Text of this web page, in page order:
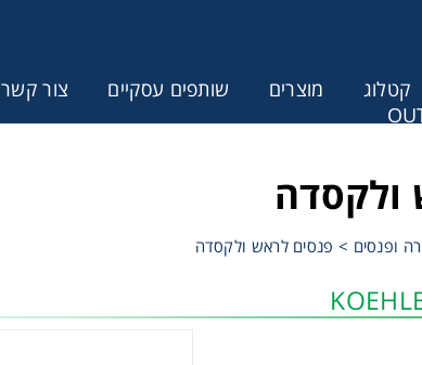
קטלוג מוצרים שותפים עסקיים צור קשר
ולקסדה
ופנסים > פנסים לראש ולקסדה